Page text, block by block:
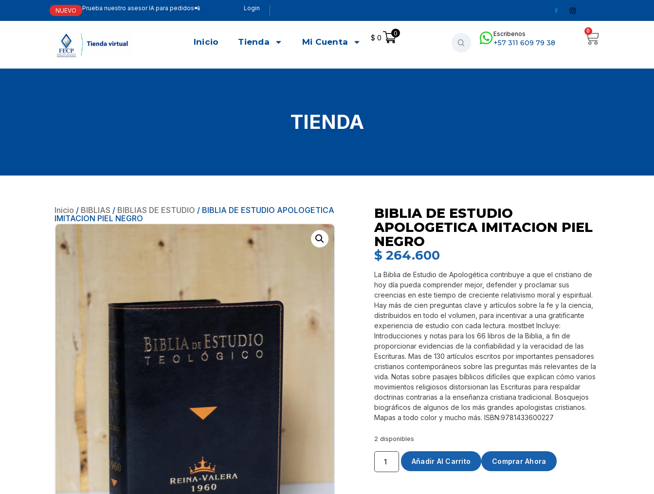
NUEVO Prueba nuestro asesor IA para pedidos📲 Login
Inicio Tienda Mi Cuenta $ 0
0 Escribenos
+57 311 609 79 38
0
TIENDA
Inicio / BIBLIAS / BIBLIAS DE ESTUDIO / BIBLIA DE ESTUDIO APOLOGETICA
IMITACION PIEL NEGRO
BIBLIA DE ESTUDIO
APOLOGETICA IMITACION PIEL
NEGRO
$ 264.600
La Biblia de Estudio de Apologética contribuye a que el cristiano de
hoy día pueda comprender mejor, defender y proclamar sus
creencias en este tiempo de creciente relativismo moral y espiritual.
Hay más de cien preguntas clave y artículos sobre la fe y la ciencia,
distribuidos en todo el volumen, para incentivar a una gratificante
experiencia de estudio con cada lectura. mostbet Incluye:
Introducciones y notas para los 66 libros de la Biblia, a fin de
proporcionar evidencias de la confiabilidad y la veracidad de las
Escrituras. Mas de 130 artículos escritos por importantes pensadores
cristianos contemporáneos sobre las preguntas más relevantes de la
vida. Notas sobre pasajes bíblicos difíciles que explican cómo varios
movimientos religiosos distorsionan las Escrituras para respaldar
doctrinas contrarias a la enseñanza cristiana tradicional. Bosquejos
biográficos de algunos de los más grandes apologistas cristianos.
Mapas a todo color y mucho más. ISBN:9781433600227
2 disponibles
Añadir Al Carrito Comprar Ahora